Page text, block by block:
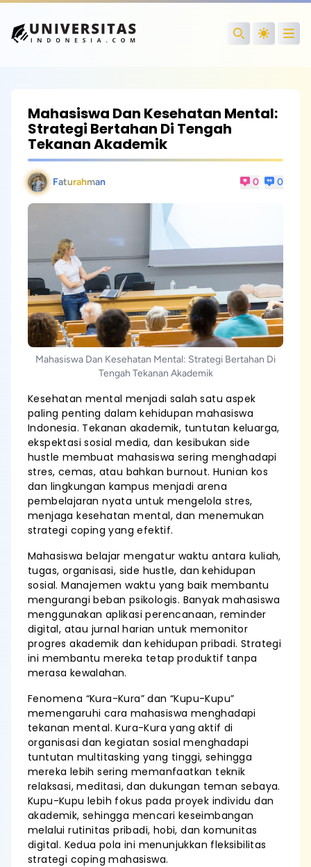
Search
Mahasiswa Dan Kesehatan Mental:
Strategi Bertahan Di Tengah
Tekanan Akademik
Faturahman 0 0
Mahasiswa Dan Kesehatan Mental: Strategi Bertahan Di
Tengah Tekanan Akademik
Kesehatan mental menjadi salah satu aspek
paling penting dalam kehidupan mahasiswa
Indonesia. Tekanan akademik, tuntutan keluarga,
ekspektasi sosial media, dan kesibukan side
hustle membuat mahasiswa sering menghadapi
stres, cemas, atau bahkan burnout. Hunian kos
dan lingkungan kampus menjadi arena
pembelajaran nyata untuk mengelola stres,
menjaga kesehatan mental, dan menemukan
strategi coping yang efektif.
Mahasiswa belajar mengatur waktu antara kuliah,
tugas, organisasi, side hustle, dan kehidupan
sosial. Manajemen waktu yang baik membantu
mengurangi beban psikologis. Banyak mahasiswa
menggunakan aplikasi perencanaan, reminder
digital, atau jurnal harian untuk memonitor
progres akademik dan kehidupan pribadi. Strategi
ini membantu mereka tetap produktif tanpa
merasa kewalahan.
Fenomena “Kura-Kura” dan “Kupu-Kupu”
memengaruhi cara mahasiswa menghadapi
tekanan mental. Kura-Kura yang aktif di
organisasi dan kegiatan sosial menghadapi
tuntutan multitasking yang tinggi, sehingga
mereka lebih sering memanfaatkan teknik
relaksasi, meditasi, dan dukungan teman sebaya.
Kupu-Kupu lebih fokus pada proyek individu dan
akademik, sehingga mencari keseimbangan
melalui rutinitas pribadi, hobi, dan komunitas
digital. Kedua pola ini menunjukkan fleksibilitas
strategi coping mahasiswa.